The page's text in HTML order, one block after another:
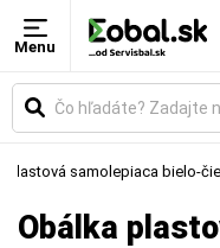
Menu
plastová samolepiaca bielo-
Obálka